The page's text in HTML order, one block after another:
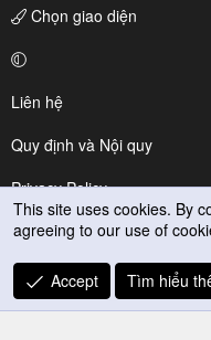
Chọn giao diện
Liên hệ
Quy định và Nội quy
Privacy Policy
Trợ giúp
R
S
This site uses cookies. By
agreeing to our use of
Accept Tìm hiểu